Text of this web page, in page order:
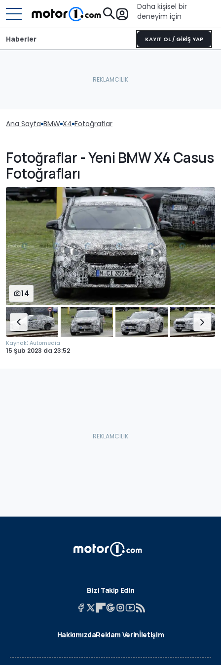
Daha kişisel bir
deneyim için
KAYIT OL / GİRİŞ YAP
Haberler
Ana Sayfa BMW X4 Fotoğraflar
Fotoğraflar - Yeni BMW X4 Casus
Fotoğrafları
14
Kaynak:Automedia
15 Şub 2023 da 23:52
Bizi Takip Edin
HakkımızdaReklam Verinİletişim